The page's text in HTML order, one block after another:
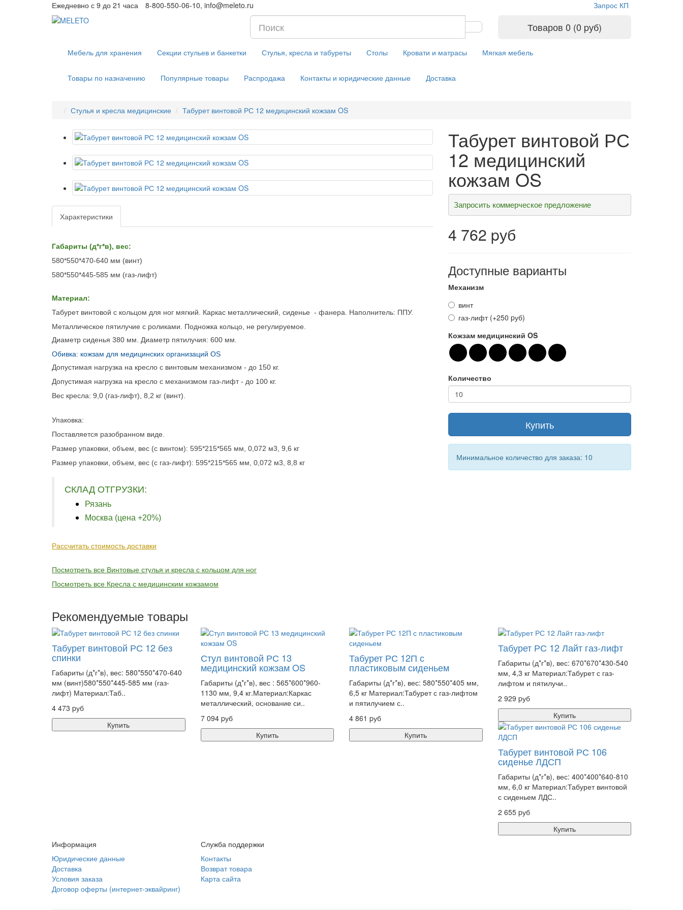
Ежедневно с 9 до 21 часа 8-800-550-06-10, info@meleto.ru Запрос КП
Товаров 0 (0 pуб)
Мебель для хранения Секции стульев и банкетки Стулья, кресла и табуреты Столы Кровати и матрасы Мягкая мебель
Товары по назначению Популярные товары Распродажа Контакты и юридические данные Доставка
Стулья и кресла медицинские Табурет винтовой РС 12 медицинский кожзам OS
Характеристики
Габариты (д*г*в), вес:
580*550*470-640 мм (винт)
580*550*445-585 мм (газ-лифт)
Материал:
Табурет винтовой с кольцом для ног мягкий. Каркас металлический, сиденье - фанера. Наполнитель: ППУ.
Металлическое пятилучие с роликами. Подножка кольцо, не регулируемое.
Диаметр сиденья 380 мм. Диаметр пятилучия: 600 мм.
Обивка: кожзам для медицинских организаций OS
Допустимая нагрузка на кресло с винтовым механизмом - до 150 кг.
Допустимая нагрузка на кресло с механизмом газ-лифт - до 100 кг.
Вес кресла: 9,0 (газ-лифт), 8,2 кг (винт).
Упаковка:
Поставляется разобранном виде.
Размер упаковки, объем, вес (с винтом): 595*215*565 мм , 0,072 м3, 9,6 кг
Размер упаковки, объем, вес (с газ-лифт): 595*215*565 мм , 0,072 м3, 8,8 кг
СКЛАД ОТГРУЗКИ:
Рязань
Москва (цена +20%)
Рассчитать стоимость доставки
Посмотреть все Винтовые стулья и кресла с кольцом для ног
Посмотреть все Кресла с медицинским кожзамом
Табурет винтовой РС
12 медицинский
кожзам OS
Запросить коммерческое предложение
4 762 pуб
Доступные варианты
Механизм
винт
газ-лифт (+250 pуб)
Кожзам медицинский OS
Количество
Купить
Минимальное количество для заказа: 10
Рекомендуемые товары
Табурет винтовой РС 12 без
спинки
Габариты (д*г*в), вес: 580*550*470-640
мм (винт)580*550*445-585 мм (газ-
лифт) Материал:Таб..
4 473 pуб
Купить
Стул винтовой РС 13
медицинский кожзам OS
Габариты (д*г*в), вес : 565*600*960-
1130 мм, 9,4 кг.Материал:Каркас
металлический, основание си..
7 094 pуб
Купить
Табурет РС 12П с
пластиковым сиденьем
Габариты (д*г*в), вес: 580*550*405 мм,
6,5 кг Материал:Табурет с газ-лифтом
и пятилучием с..
4 861 pуб
Купить
Табурет РС 12 Лайт газ-лифт
Габариты (д*г*в), вес: 670*670*430-540
мм, 4,3 кг Материал:Табурет с газ-
лифтом и пятилучи..
2 929 pуб
Купить
Табурет винтовой РС 106
сиденье ЛДСП
Габариты (д*г*в), вес: 400*400*640-810
мм, 6,0 кг Материал:Табурет винтовой
с сиденьем ЛДС..
2 655 pуб
Купить
Информация
Юридические данные
Доставка
Условия заказа
Договор оферты (интернет-эквайринг)
Служба поддержки
Контакты
Возврат товара
Карта сайта